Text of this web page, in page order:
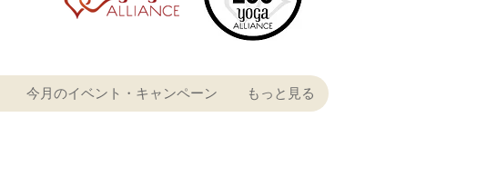
今月のイベント・キャンペーン もっと見る